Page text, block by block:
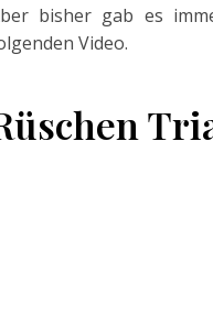
bisher gab es
Video.